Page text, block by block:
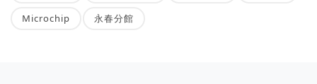
Microchip 永春分館